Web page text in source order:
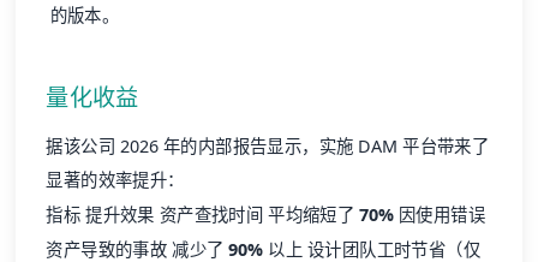
的版本。
量化收益
据该公司 2026 年的内部报告显示，实施 DAM 平台带来了
显著的效率提升：
指标 提升效果 资产查找时间 平均缩短了70% 因使用错误
资产导致的事故 减少了90% 以上 设计团队工时节省（仅